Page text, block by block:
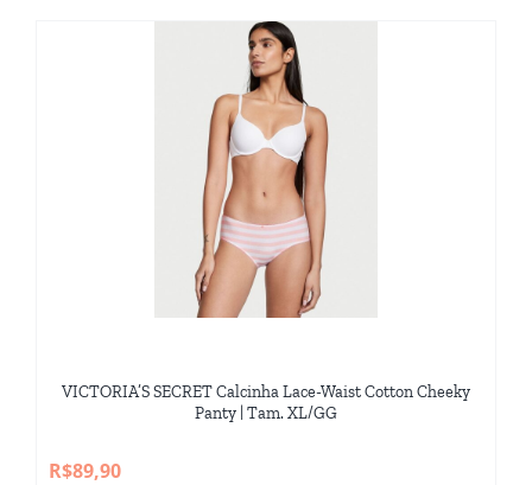
variantes.
escolhidas
do
produto
VICTORIA’S SECRET Calcinha Lace-Waist Cotton Cheeky
Panty | Tam. XL/GG
R$89,90